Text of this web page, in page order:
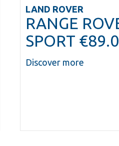
LAND ROVER
RANGE
SPORT
Discover more